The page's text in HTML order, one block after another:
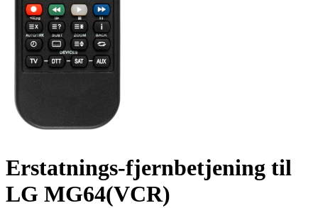
Erstatnings-fjernbetjening til
LG MG64(VCR)